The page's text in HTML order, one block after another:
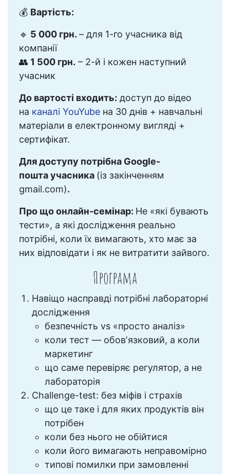
💰 Вартість:
🔹 5 000 грн. – для 1-го учасника від
компанії
👥 1 500 грн. – 2-й і кожен наступний
учасник
До вартості входить: доступ до відео
на каналі YouYube на 30 днів + навчальні
матеріали в електронному вигляді +
сертифікат.
Для доступу потрібна Google-
пошта учасника (із закінченням
gmail.com).
Про що онлайн-семінар: Не «які бувають
тести», а які дослідження реально
потрібні, коли їх вимагають, хто має за
них відповідати і як не витратити зайвого.
Програма
Навіщо насправді потрібні лабораторні
дослідження
безпечність vs «просто аналіз»
коли тест — обовʼязковий, а коли
маркетинг
що саме перевіряє регулятор, а не
лабораторія
Challenge-test: без міфів і страхів
що це таке і для яких продуктів він
потрібен
коли без нього не обійтися
коли його вимагають неправомірно
типові помилки при замовленні